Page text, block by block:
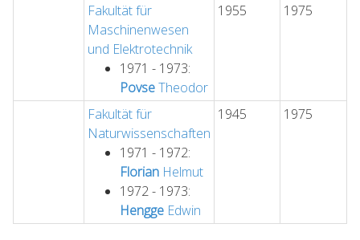
Fakultät für
Maschinenwesen
und Elektrotechnik
1971 - 1973:
PovseTheodor
1955 1975
Fakultät für
Naturwissenschaften
1971 - 1972:
Florian Helmut
1972 - 1973:
Hengge Edwin
1945 1975